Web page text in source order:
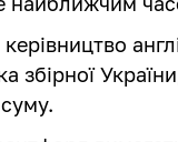
збірної